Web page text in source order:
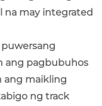
na may integrated
ang pagbubuhos
ang maikling
ng track